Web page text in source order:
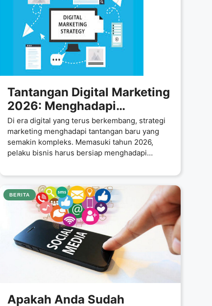
Tantangan Digital Marketing
2026: Menghadapi
Ancaman Efektivitas
Kampanye Bisnis Anda
Di era digital yang terus berkembang, strategi
marketing menghadapi tantangan baru yang
semakin kompleks. Memasuki tahun 2026,
pelaku bisnis harus bersiap menghadapi
BERITA
Apakah Anda Sudah